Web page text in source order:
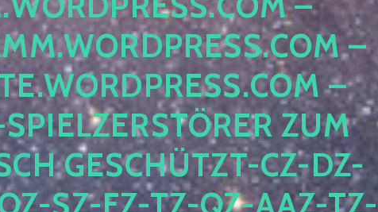
– L
– A
ZUM S
GESCHÜTZT-CZ-DZ-ZZ
FZ-TZ-QZ-AAZ-TZ-HZ